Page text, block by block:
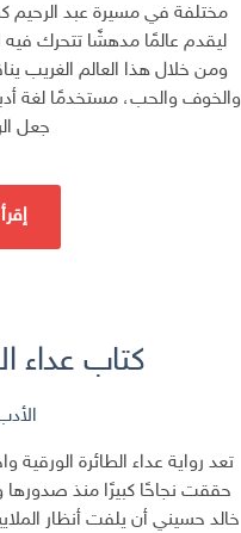
مختلفة في مسيرة عبد الرحيم
ليقدم عالمًا مدهشًا تتحرك
ومن خلال هذا العالم الغريب
والخوف والحب، مستخدمًا لغة
جعل
كتاب عداء
تعد رواية عداء الطائرة الورقية
حققت نجاحًا كبيرًا منذ صدورها
خالد حسيني أن يلفت أنظار